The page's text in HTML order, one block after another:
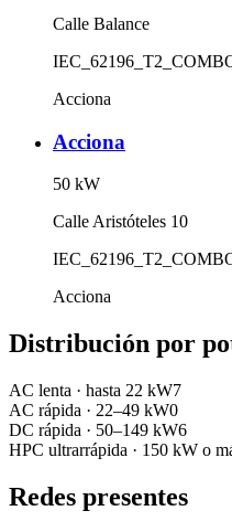
Calle Balance
Acciona
Acciona
50 kW
Calle Aristóteles 10
Acciona
Distribución por
AC lenta · hasta 22 kW7
AC rápida · 22–49 kW0
DC rápida · 50–149 kW6
HPC ultrarrápida · 150 kW o
Redes presentes